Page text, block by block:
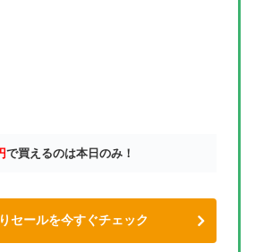
で買えるのは本日のみ！
セールを今すぐチェック